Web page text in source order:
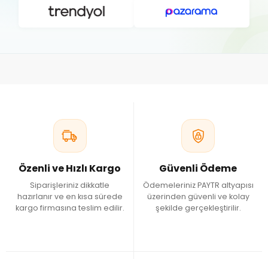
Özenli ve Hızlı Kargo
Siparişleriniz dikkatle
hazırlanır ve en kısa sürede
kargo firmasına teslim edilir.
Güvenli Ödeme
Ödemeleriniz PAYTR altyapısı
üzerinden güvenli ve kolay
şekilde gerçekleştirilir.